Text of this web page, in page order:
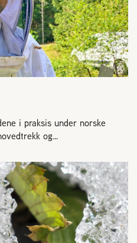
i praksis under norske
og…